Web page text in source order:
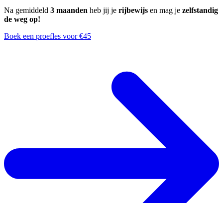
Na gemiddeld 3 maanden heb jij je rijbewijs en mag je zelfstandig
de weg op!
Boek een proefles voor €45